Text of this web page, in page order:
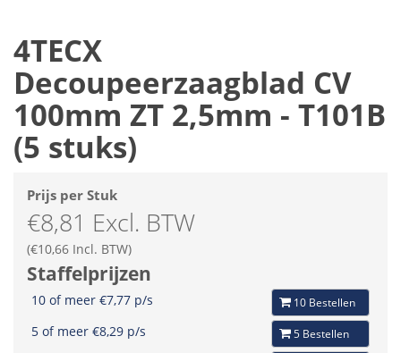
4TECX
Decoupeerzaagblad CV
100mm ZT 2,5mm - T101B
(5 stuks)
Prijs per Stuk
€8,81 Excl. BTW
(€10,66 Incl. BTW)
Staffelprijzen
10 of meer €7,77 p/s 10 Bestellen
5 of meer €8,29 p/s 5 Bestellen